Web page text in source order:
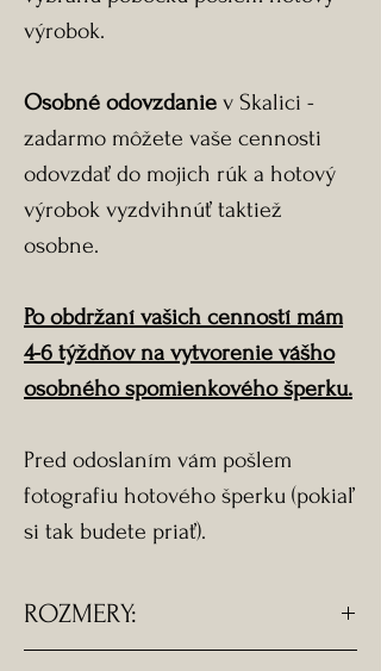
výrobok.
Osobné odovzdanie v Skalici -
zadarmo môžete vaše cennosti
odovzdať do mojich rúk a hotový
výrobok vyzdvihnúť taktiež
osobne.
Po obdržaní vašich cenností mám
4-6 týždňov na vytvorenie vášho
osobného spomienkového šperku.
Pred odoslaním vám pošlem
fotografiu hotového šperku (pokiaľ
si tak budete priať).
ROZMERY: